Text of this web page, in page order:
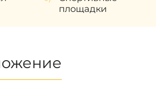
по уникальному
площадки